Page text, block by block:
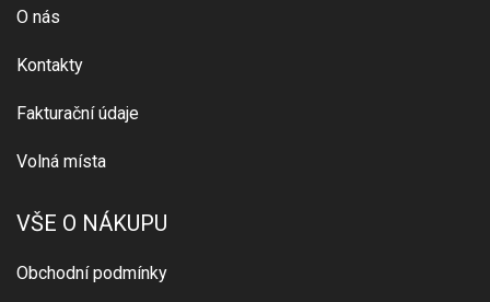
O nás
Kontakty
Fakturační údaje
Volná místa
VŠE O NÁKUPU
Obchodní podmínky